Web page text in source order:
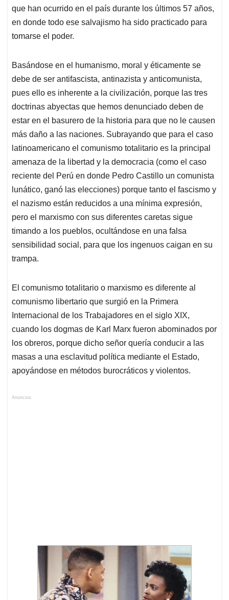
que han ocurrido en el país durante los últimos 57 años,
en donde todo ese salvajismo ha sido practicado para
tomarse el poder.
Basándose en el humanismo, moral y éticamente se
debe de ser antifascista, antinazista y anticomunista,
pues ello es inherente a la civilización, porque las tres
doctrinas abyectas que hemos denunciado deben de
estar en el basurero de la historia para que no le causen
más daño a las naciones. Subrayando que para el caso
latinoamericano el comunismo totalitario es la principal
amenaza de la libertad y la democracia (como el caso
reciente del Perú en donde Pedro Castillo un comunista
lunático, ganó las elecciones) porque tanto el fascismo y
el nazismo están reducidos a una mínima expresión,
pero el marxismo con sus diferentes caretas sigue
timando a los pueblos, ocultándose en una falsa
sensibilidad social, para que los ingenuos caigan en su
trampa.
El comunismo totalitario o marxismo es diferente al
comunismo libertario que surgió en la Primera
Internacional de los Trabajadores en el siglo XIX,
cuando los dogmas de Karl Marx fueron abominados por
los obreros, porque dicho señor quería conducir a las
masas a una esclavitud política mediante el Estado,
apoyándose en métodos burocráticos y violentos.
Anuncios.